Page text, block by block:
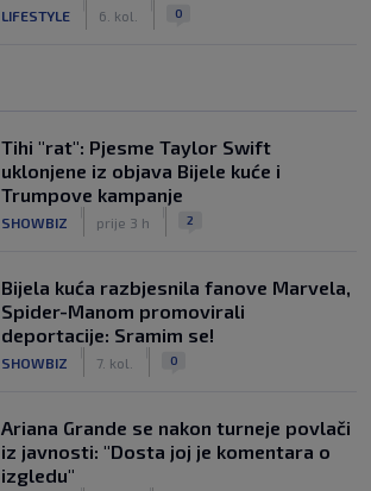
LIFESTYLE 6. kol. 0
Tihi "rat": Pjesme Taylor Swift
uklonjene iz objava Bijele kuće i
Trumpove kampanje
SHOWBIZ prije 3 h 2
Bijela kuća razbjesnila fanove Marvela,
Spider-Manom promovirali
deportacije: Sramim se!
SHOWBIZ 7. kol. 0
Ariana Grande se nakon turneje povlači
iz javnosti: "Dosta joj je komentara o
izgledu"